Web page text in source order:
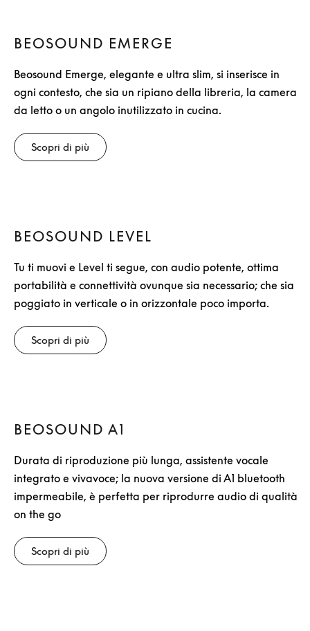
BEOSOUND EMERGE
Beosound Emerge, elegante e ultra slim, si inserisce in
ogni contesto, che sia un ripiano della libreria, la camera
da letto o un angolo inutilizzato in cucina.
Scopri di più
BEOSOUND LEVEL
Tu ti muovi e Level ti segue, con audio potente, ottima
portabilità e connettività ovunque sia necessario; che sia
poggiato in verticale o in orizzontale poco importa.
Scopri di più
BEOSOUND A1
Durata di riproduzione più lunga, assistente vocale
integrato e vivavoce; la nuova versione di A1 bluetooth
impermeabile, è perfetta per riprodurre audio di qualità
on the go
Scopri di più